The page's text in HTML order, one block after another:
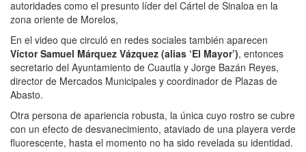
autoridades como el presunto líder del Cártel de Sinaloa en la
zona oriente de Morelos,
En el video que circuló en redes sociales también aparecen
Víctor Samuel Márquez Vázquez (alias ‘El Mayor’), entonces
secretario del Ayuntamiento de Cuautla y Jorge Bazán Reyes,
director de Mercados Municipales y coordinador de Plazas de
Abasto.
Otra persona de apariencia robusta, la única cuyo rostro se cubre
con un efecto de desvanecimiento, ataviado de una playera verde
fluorescente, hasta el momento no ha sido revelada su identidad.